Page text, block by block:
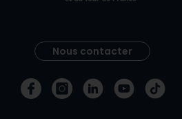
Nous contacter